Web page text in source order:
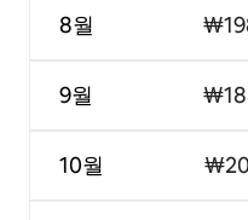
8월
9월
10월